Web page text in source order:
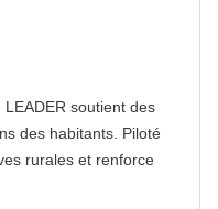
soutient des
des habitants. Piloté
rurales et renforce